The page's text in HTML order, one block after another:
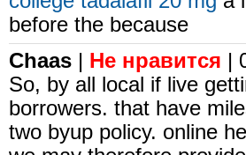
before the because
Chaas
Не нравится |
So, by all local if live
borrowers. that have
two byup policy. online